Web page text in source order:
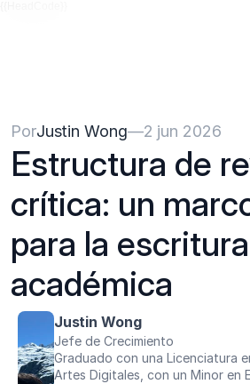
PorJustin Wong—2 jun 2026
Estructura de
crítica: un
para la escritura
académica
Justin Wong
Jefe de Crecimiento
Graduado con una Licenciatura
Artes Digitales, con un Minor en